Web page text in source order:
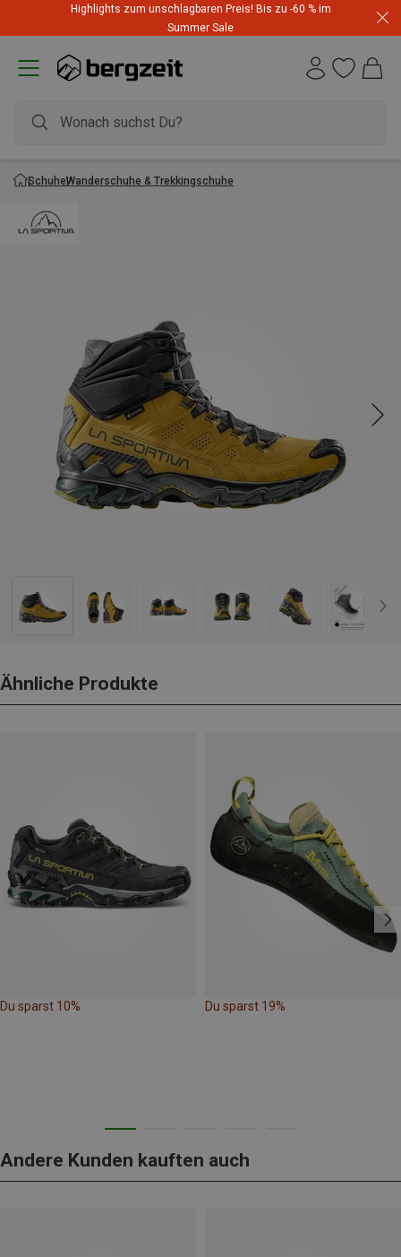
Highlights zum unschlagbaren Preis! Bis zu -60 % im
Summer Sale
SchuheWanderschuhe & Trekkingschuhe
Ähnliche Produkte
Du sparst 10% Du sparst 19%
Andere Kunden kauften auch